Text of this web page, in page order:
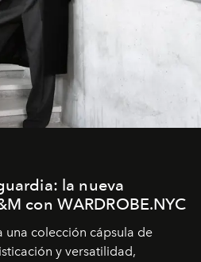
la nueva
con WARDROBE.NYC
una colección cápsula de
y versatilidad,